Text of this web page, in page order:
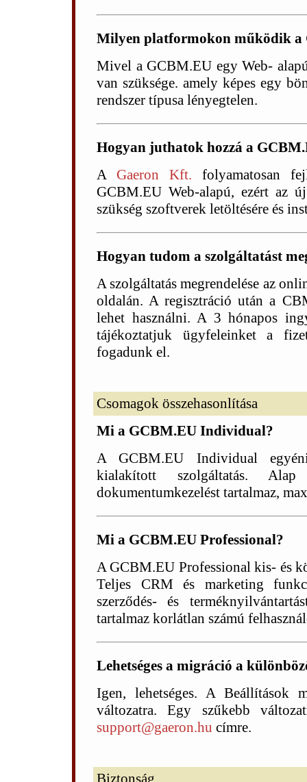
Milyen platformokon működik a
Mivel a GCBM.EU egy Web-
van szüksége. amely képes egy
rendszer típusa lényegtelen.
Hogyan juthatok hozzá a
A Gaeron Kft. folyamatosan
GCBM.EU Web-alapú, ezért az
szükség szoftverek letöltésére és
Hogyan tudom a szolgáltatást
A szolgáltatás megrendelése az
oldalán. A regisztráció után a
lehet használni. A 3 hónapos
tájékoztatjuk ügyfeleinket a
fogadunk el.
Csomagok összehasonlítása
Mi a GCBM.EU Individual?
A GCBM.EU Individual egyéni
kialakított szolgáltatás.
dokumentumkezelést tartalmaz,
Mi a GCBM.EU Professional?
A GCBM.EU Professional kis- és
Teljes CRM és marketing
szerződés- és
tartalmaz korlátlan számú
Lehetséges a migráció a
Igen, lehetséges. A Beállítások
változatra. Egy szűkebb
support@gaeron.hu címre.
Biztonság